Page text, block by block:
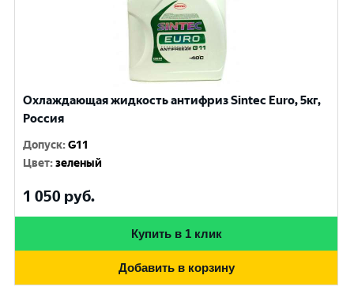
Охлаждающая жидкость антифриз Sintec Euro, 5кг,
Россия
Допуск:G11
Цвет:зеленый
1 050 руб.
Купить в 1 клик
Добавить в корзину